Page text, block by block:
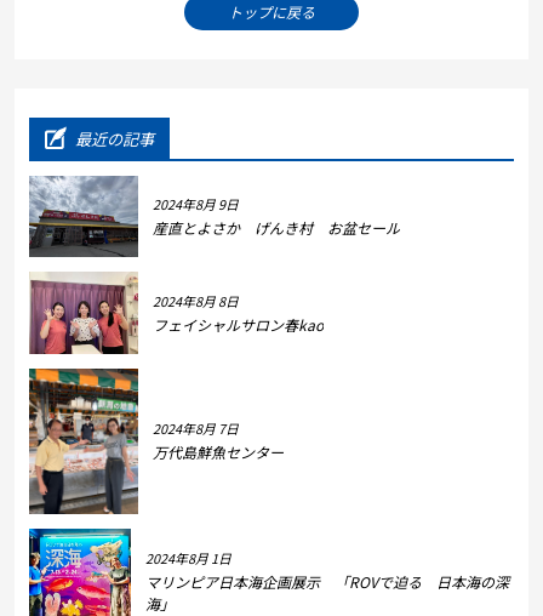
トップに戻る
最近の記事
2024年8月 9日
産直とよさか げんき村 お盆セール
2024年8月 8日
フェイシャルサロン春kao
2024年8月 7日
万代島鮮魚センター
2024年8月 1日
マリンピア日本海企画展示 「ROVで迫る 日本海の深
海」